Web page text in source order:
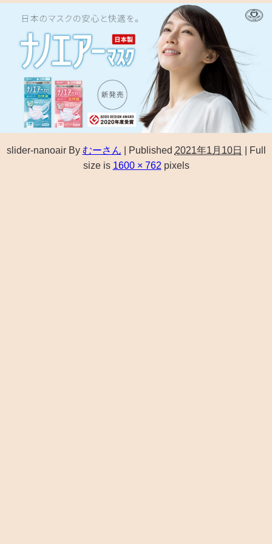
slider-nanoair By むーさん | Published 2021年1月10日 | Full
size is 1600 × 762 pixels